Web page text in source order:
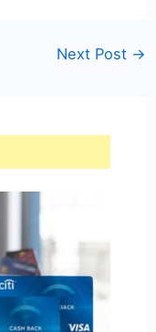
Next Post →